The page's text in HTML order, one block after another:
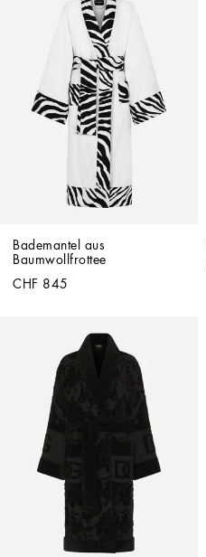
Bademantel aus
Baumwollfrottee
CHF 845